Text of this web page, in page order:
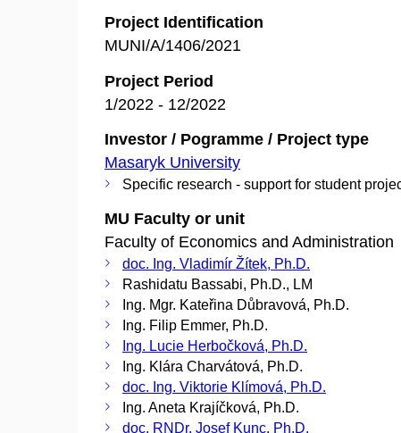
Project Identification
MUNI/A/1406/2021
Project Period
1/2022 - 12/2022
Investor / Pogramme / Project type
Masaryk University
Specific research - support for student
MU Faculty or unit
Faculty of Economics and Administration
doc. Ing. Vladimír Žítek, Ph.D.
Rashidatu Bassabi, Ph.D., LM
Ing. Mgr. Kateřina Důbravová, Ph.D.
Ing. Filip Emmer, Ph.D.
Ing. Lucie Herbočková, Ph.D.
Ing. Klára Charvátová, Ph.D.
doc. Ing. Viktorie Klímová, Ph.D.
Ing. Aneta Krajíčková, Ph.D.
doc. RNDr. Josef Kunc, Ph.D.